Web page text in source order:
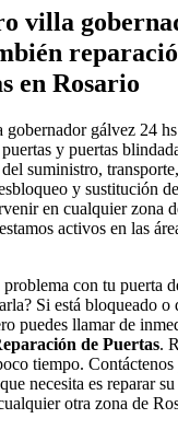
villa
en Rosario
gálvez 24
y puertas
suministro,
y sustitución
en cualquier zona
activos en las
problema con tu puerta
Si está bloqueado
puedes llamar de
de Puertas.
tiempo.
necesita es reparar
otra zona de